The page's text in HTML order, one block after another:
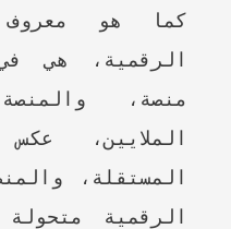
كما هو
الرقمية، هي
منصة،
الملايين،
المستقلة،
الرقمية